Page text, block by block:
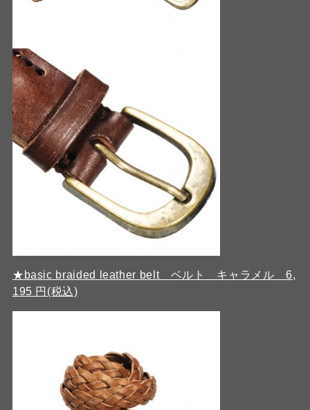
★basic braided leather belt ベルト キャラメル 6,
195 円(税込)